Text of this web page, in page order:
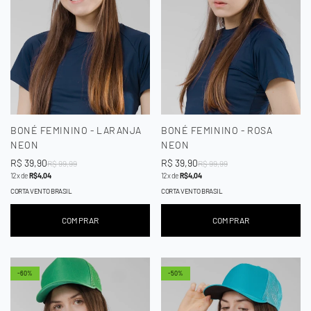
BONÉ FEMININO - LARANJA
NEON
Preço
de
venda
R$ 39,90
Preço
regular
R$ 99,99
12x deR$ 4,04
CORTA VENTO BRASIL
COMPRAR
BONÉ FEMININO - ROSA
NEON
Preço
de
venda
R$ 39,90
Preço
regular
R$ 99,99
12x deR$ 4,04
CORTA VENTO BRASIL
COMPRAR
-60% -50%